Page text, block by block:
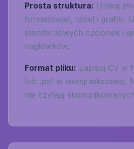
Prosta struktura: Unikaj
formatowań, tabel i grafiki.
standardowych czcionek i
nagłówków.
Format pliku: Zapisuj CV w
lub .pdf w wersji tekstowej.
nie czytają